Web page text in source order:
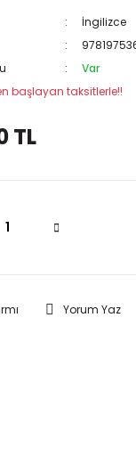
İngilizce
Var
başlayan taksitlerle!!
TL
Yorum Yaz